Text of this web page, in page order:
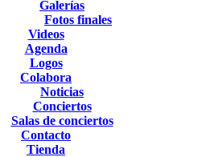
Galerías
Fotos finales
Videos
Agenda
Logos
Colabora
Noticias
Conciertos
Salas de conciertos
Contacto
Tienda